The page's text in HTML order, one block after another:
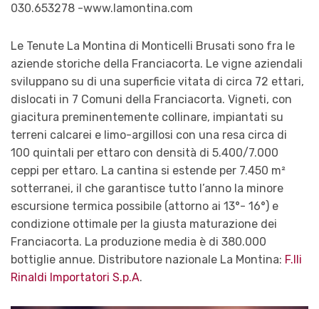
030.653278 -www.lamontina.com
Le Tenute La Montina di Monticelli Brusati sono fra le
aziende storiche della Franciacorta. Le vigne aziendali
sviluppano su di una superficie vitata di circa 72 ettari,
dislocati in 7 Comuni della Franciacorta. Vigneti, con
giacitura preminentemente collinare, impiantati su
terreni calcarei e limo-argillosi con una resa circa di
100 quintali per ettaro con densità di 5.400/7.000
ceppi per ettaro. La cantina si estende per 7.450 m²
sotterranei, il che garantisce tutto l’anno la minore
escursione termica possibile (attorno ai 13°- 16°) e
condizione ottimale per la giusta maturazione dei
Franciacorta. La produzione media è di 380.000
bottiglie annue. Distributore nazionale La Montina: F.lli
Rinaldi Importatori S.p.A.